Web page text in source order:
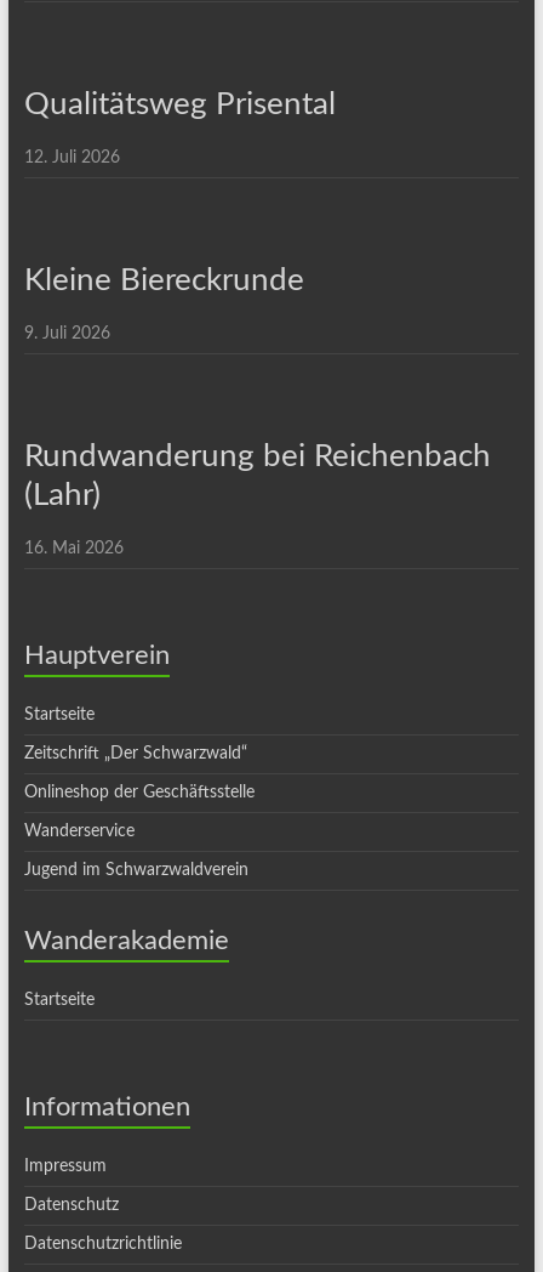
Qualitätsweg Prisental
12. Juli 2026
Kleine Biereckrunde
9. Juli 2026
Rundwanderung bei Reichenbach
(Lahr)
16. Mai 2026
Hauptverein
Startseite
Zeitschrift „Der Schwarzwald“
Onlineshop der Geschäftsstelle
Wanderservice
Jugend im Schwarzwaldverein
Wanderakademie
Startseite
Informationen
Impressum
Datenschutz
Datenschutzrichtlinie